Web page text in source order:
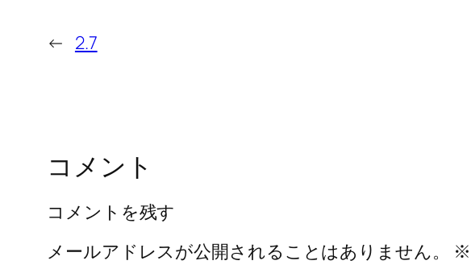
← 2.7
コメント
コメントを残す
メールアドレスが公開されることはありません。
※